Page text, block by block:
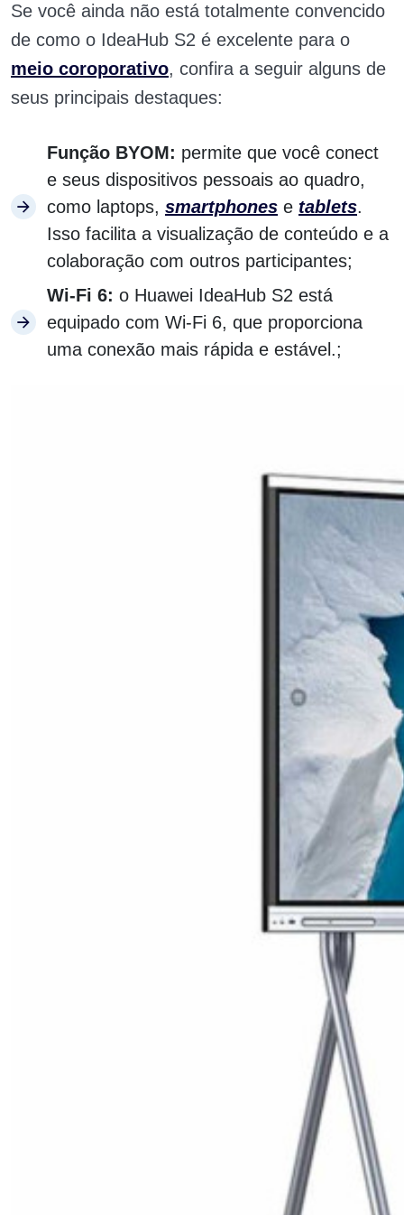
Se você ainda não está totalmente convencido
de como o IdeaHub S2 é excelente para o
meio coroporativo, confira a seguir alguns de
seus principais destaques:
Função BYOM: permite que você conect
e seus dispositivos pessoais ao quadro,
como laptops, smartphones e tablets.
Isso facilita a visualização de conteúdo e a
colaboração com outros participantes;
Wi-Fi 6: o Huawei IdeaHub S2 está
equipado com Wi-Fi 6, que proporciona
uma conexão mais rápida e estável.;